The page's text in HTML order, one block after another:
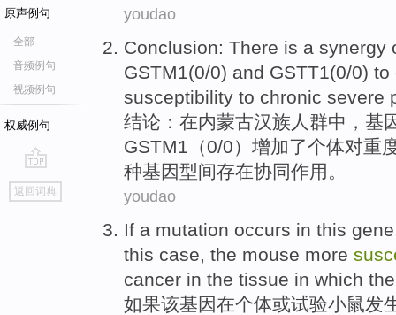
原声例句
全部
音频例句
视频例句
权威例句
go
top
返回词典
youdao
Conclusion: There is a synergy
GSTM1(0/0) and GSTT1(0/0) to
susceptibility to chronic severe
结论 ：在内蒙古汉族人群中， 基
GSTM1 （0/0） 增加了个体对重
种基因型间存在协同作用 。
youdao
If a mutation occurs in this gene
this case, the mouse more
cancer in the tissue in which
如果该基因在个体或试验小鼠发